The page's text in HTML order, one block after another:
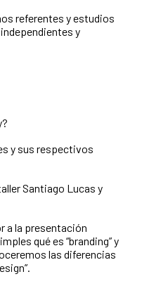
referentes y estudios
y
y sus respectivos
Santiago Lucas y
a la presentación
qué es “branding” y
las diferencias